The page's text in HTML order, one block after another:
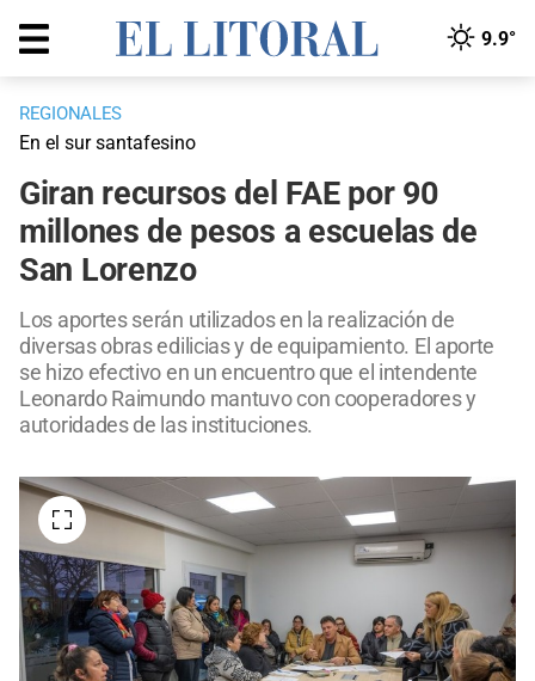
9.9°
REGIONALES
En el sur santafesino
Giran recursos del FAE por 90
millones de pesos a escuelas de
San Lorenzo
Los aportes serán utilizados en la realización de
diversas obras edilicias y de equipamiento. El aporte
se hizo efectivo en un encuentro que el intendente
Leonardo Raimundo mantuvo con cooperadores y
autoridades de las instituciones.